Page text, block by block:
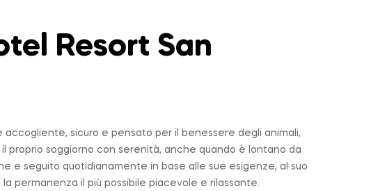
Resort San
accogliente, sicuro e pensato per il benessere degli animali,
proprio soggiorno con serenità, anche quando è lontano da
e seguito quotidianamente in base alle sue esigenze, al suo
permanenza il più possibile piacevole e rilassante.